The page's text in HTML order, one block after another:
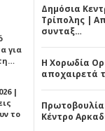
για
|
το
Δημόσια
Τρίπολης |
συνταξ…
Η Χορωδία
αποχαιρετά
Κέντρο